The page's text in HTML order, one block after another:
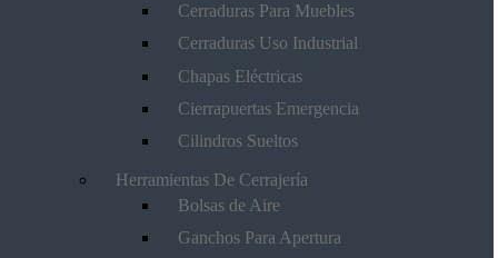
Cerraduras Para Muebles
Cerraduras Uso Industrial
Chapas Eléctricas
Cierrapuertas Emergencia
Cilindros Sueltos
Herramientas De Cerrajería
Bolsas de Aire
Ganchos Para Apertura